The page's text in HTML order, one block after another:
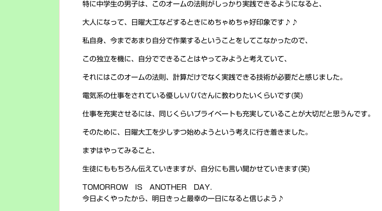
特に中学生の男子は、このオームの法則がしっかり実践できるようになると、
大人になって、日曜大工などするときにめちゃめちゃ好印象です♪♪
私自身、今まであまり自分で作業するということをしてこなかったので、
この独立を機に、自分でできることはやってみようと考えていて、
それにはこのオームの法則、計算だけでなく実践できる技術が必要だと感じました。
電気系の仕事をされている優しいパパさんに教わりたいくらいです(笑)
仕事を充実させるには、同じくらいプライベートも充実していることが大切だと思うんです。
そのために、日曜大工を少しずつ始めようという考えに行き着きました。
まずはやってみること、
生徒にももちろん伝えていきますが、自分にも言い聞かせていきます(笑)
TOMORROW IS ANOTHER DAY.
今日よくやったから、明日きっと最幸の一日になると信じよう♪